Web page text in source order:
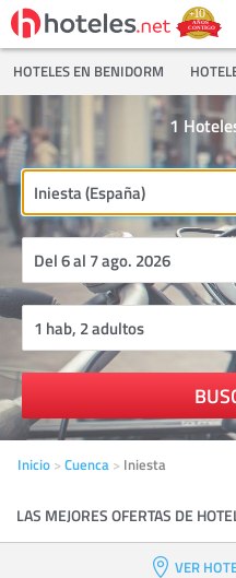
HOTELES EN BENIDORM
1
Inicio Cuenca Iniesta
LAS MEJORES OFERTAS DE
VER